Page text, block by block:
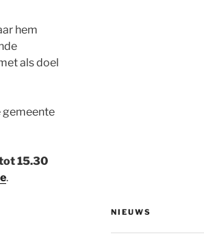
hem
als doel
gemeente
15.30
.
NIEUWS